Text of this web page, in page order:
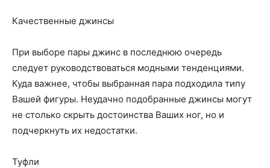
Качественные джинсы
При выборе пары джинс в последнюю очередь
следует руководствоваться модными тенденциями.
Куда важнее, чтобы выбранная пара подходила типу
Вашей фигуры. Неудачно подобранные джинсы могут
не столько скрыть достоинства Ваших ног, но и
подчеркнуть их недостатки.
Туфли